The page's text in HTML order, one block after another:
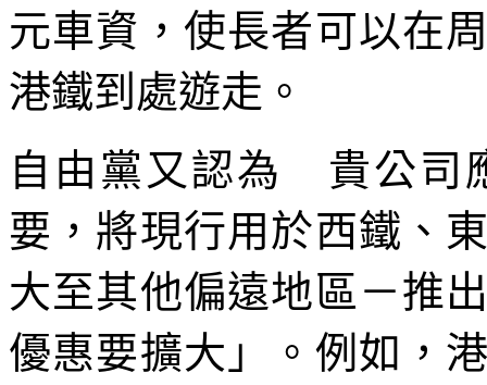
元車資，使長者可以在
港鐵到處遊走。
自由黨又認為 貴公司
要，將現行用於西鐵、
大至其他偏遠地區－推
優惠要擴大」。例如，